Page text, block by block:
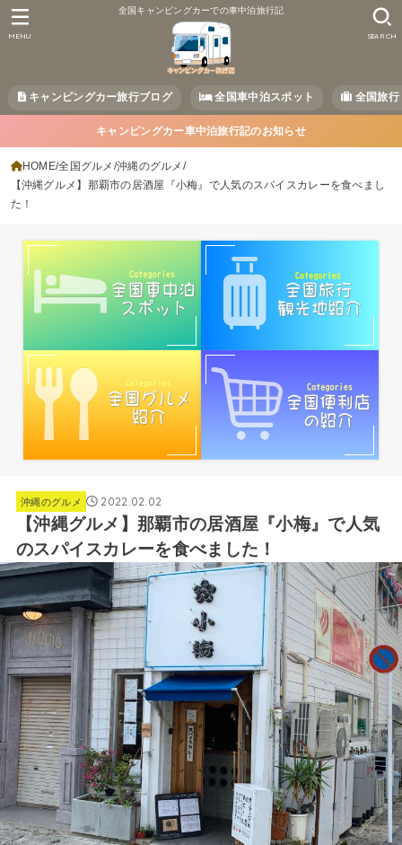
全国キャンピングカーでの車中泊旅行記
キャンピングカー旅行ブログ 全国車中泊スポット 全国旅行
SEARCH
MENU
キャンピングカー車中泊旅行記のお知らせ
HOME 全国グルメ 沖縄のグルメ
【沖縄グルメ】那覇市の居酒屋『小梅』で人気のスパイスカレーを食べまし
た！
沖縄のグルメ 2022.02.02
【沖縄グルメ】那覇市の居酒屋『小梅』で人気
のスパイスカレーを食べました！